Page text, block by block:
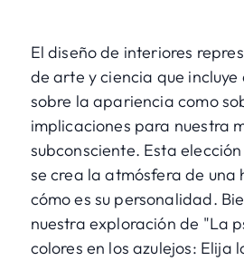
El diseño de interiores
de arte y ciencia que
sobre la apariencia como
implicaciones para nuestra
subconsciente. Esta
se crea la atmósfera de una
cómo es su personalidad.
nuestra exploración de "La
colores en los azulejos: Elija